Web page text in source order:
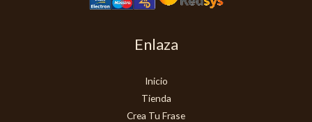
Enlaza
Inicio
Tienda
Crea Tu Frase